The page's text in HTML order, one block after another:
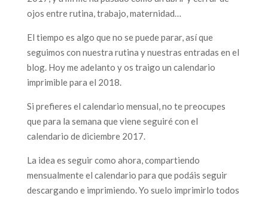
ojos entre rutina, trabajo, maternidad…
El tiempo es algo que no se puede parar, así que
seguimos con nuestra rutina y nuestras entradas en el
blog. Hoy me adelanto y os traigo un calendario
imprimible para el 2018.
Si prefieres el calendario mensual, no te preocupes
que para la semana que viene seguiré con el
calendario de diciembre 2017.
La idea es seguir como ahora, compartiendo
mensualmente el calendario para que podáis seguir
descargando e imprimiendo. Yo suelo imprimirlo todos